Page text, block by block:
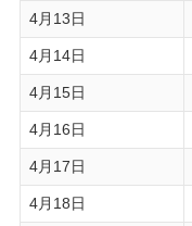
4月13日
4月14日
4月15日
4月16日
4月17日
4月18日